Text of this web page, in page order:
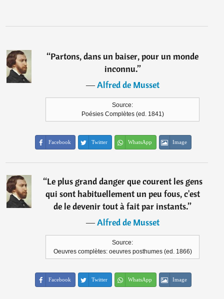
“Partons, dans un baiser, pour un monde
inconnu.”
―Alfred de Musset
Source:
Poésies Complètes (ed. 1841)
Facebook Twitter WhatsApp Image
“Le plus grand danger que courent les gens
qui sont habituellement un peu fous, c'est
de le devenir tout à fait par instants.”
―Alfred de Musset
Source:
Oeuvres complètes: oeuvres posthumes (ed. 1866)
Facebook Twitter WhatsApp Image